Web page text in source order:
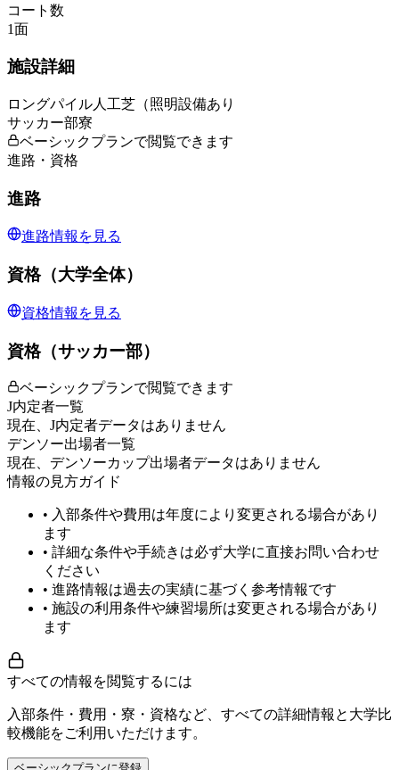
コート数
1面
施設詳細
ロングパイル人工芝（照明設備あり
サッカー部寮
ベーシックプランで閲覧できます
進路・資格
進路
進路情報を見る
資格（大学全体）
資格情報を見る
資格（サッカー部）
ベーシックプランで閲覧できます
J内定者一覧
現在、J内定者データはありません
デンソー出場者一覧
現在、デンソーカップ出場者データはありません
情報の見方ガイド
• 入部条件や費用は年度により変更される場合があり
ます
• 詳細な条件や手続きは必ず大学に直接お問い合わせ
ください
• 進路情報は過去の実績に基づく参考情報です
• 施設の利用条件や練習場所は変更される場合があり
ます
すべての情報を閲覧するには
入部条件・費用・寮・資格など、すべての詳細情報と大学比
較機能をご利用いただけます。